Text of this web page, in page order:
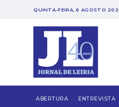
QUINTA-FEIRA, 6 AGOSTO
ABERTURA ENTREVISTA